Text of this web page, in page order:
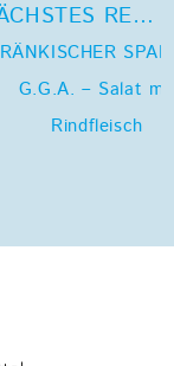
NÄCHSTES REZEPT
G.G.A. – Salat
Rindfleisch